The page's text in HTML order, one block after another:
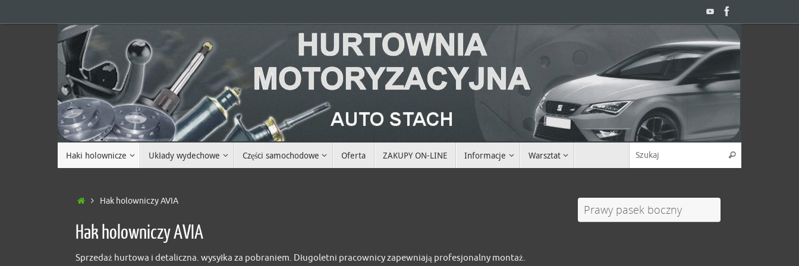
do
Haki holownicze Układy wydechowe Części samochodowe Oferta ZAKUPY ON-LINE Informacje Warsztat Szukaj
HomeHak holowniczy AVIA
Hak holowniczy AVIA
Sprzedaż hurtowa i detaliczna. wysyłka za pobraniem. Długoletni pracownicy zapewniają profesjonalny montaż.
Prawy pasek boczny